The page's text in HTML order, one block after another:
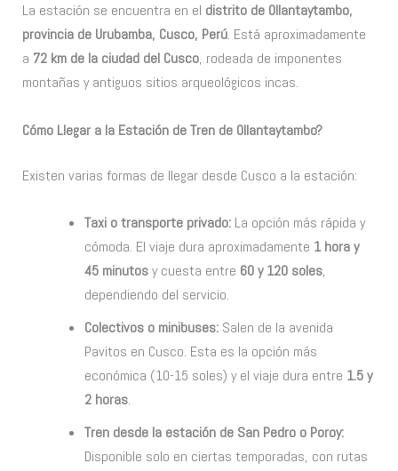
La estación se encuentra en el distrito de Ollantaytambo,
provincia de Urubamba, Cusco, Perú. Está aproximadamente
a 72 km de la ciudad del Cusco, rodeada de imponentes
montañas y antiguos sitios arqueológicos incas.
Cómo Llegar a la Estación de Tren de Ollantaytambo?
Existen varias formas de llegar desde Cusco a la estación:
Taxi o transporte privado:La opción más rápida y
cómoda. El viaje dura aproximadamente 1 hora y
45 minutosy cuesta entre 60 y 120 soles,
dependiendo del servicio.
Colectivos o minibuses:Salen de la avenida
Pavitos en Cusco. Esta es la opción más
económica (10-15 soles) y el viaje dura entre 1.5 y
2 horas.
Tren desde la estación de San Pedro o Poroy:
Disponible solo en ciertas temporadas, con rutas